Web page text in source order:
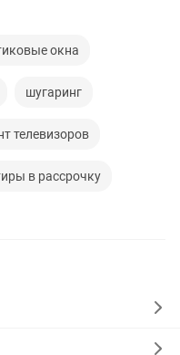
окна
шугаринг
телевизоров
в рассрочку